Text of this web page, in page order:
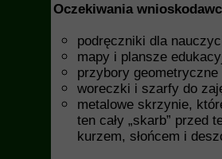
Oczekiwania
podręczniki dla
mapy i plansze
przybory geometryczne
woreczki i szarfy do
metalowe skrzynie,
ten cały „skarb” przed
kurzem, słońcem i